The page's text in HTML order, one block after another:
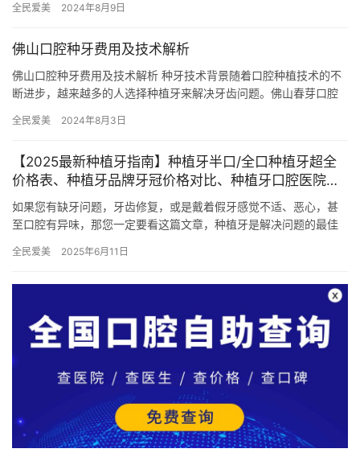
绍隐适…
全民爱美 2024年8月9日
佛山口腔种牙费用及技术解析
佛山口腔种牙费用及技术解析 种牙技术背景随着口腔种植技术的不
断进步，越来越多的人选择种植牙来解决牙齿问题。佛山春芽口腔
其成…
全民爱美 2024年8月3日
【2025最新种植牙指南】种植牙半口/全口种植牙超全
价格表、种植牙品牌牙冠价格对比、种植牙口腔医院与
医生榜单，缺牙人群必看！
如果您有缺牙问题，牙齿修复，或是戴着假牙感觉不适、恶心，甚
至口腔有异味，那您一定要看这篇文章，种植牙是解决问题的最佳
…
全民爱美 2025年6月11日